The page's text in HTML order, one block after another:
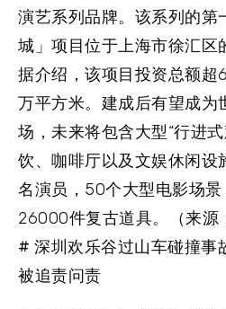
演艺系列品牌。该系列的第
城」项目位于上海市徐汇区
据介绍，该项目投资总额超
万平方米。建成后有望成为
场，未来将包含大型“行进
饮、咖啡厅以及文娱休闲设
名演员，50个大型电影场景
26000件复古道具。（来源
# 深圳欢乐谷过山车碰撞事
被追责问责